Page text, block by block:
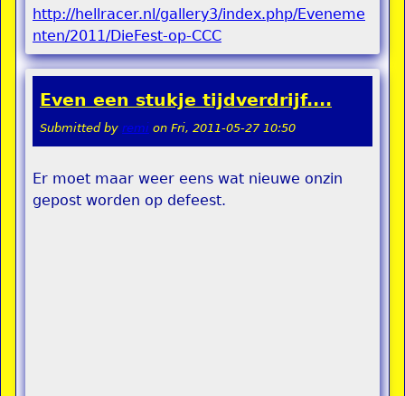
http://hellracer.nl/gallery3/index.php/Eveneme
nten/2011/DieFest-op-CCC
Even een stukje tijdverdrijf....
Submitted by remi on Fri, 2011-05-27 10:50
Er moet maar weer eens wat nieuwe onzin
gepost worden op defeest.